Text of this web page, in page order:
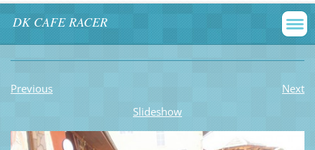
DK CAFE RACER
Previous
Next
Slideshow